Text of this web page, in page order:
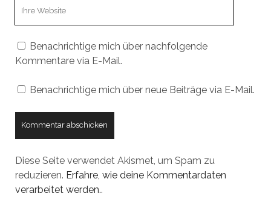
Benachrichtige mich über nachfolgende
Kommentare via E-Mail.
Benachrichtige mich über neue Beiträge via E-Mail.
Diese Seite verwendet Akismet, um Spam zu
reduzieren. Erfahre, wie deine Kommentardaten
verarbeitet werden..